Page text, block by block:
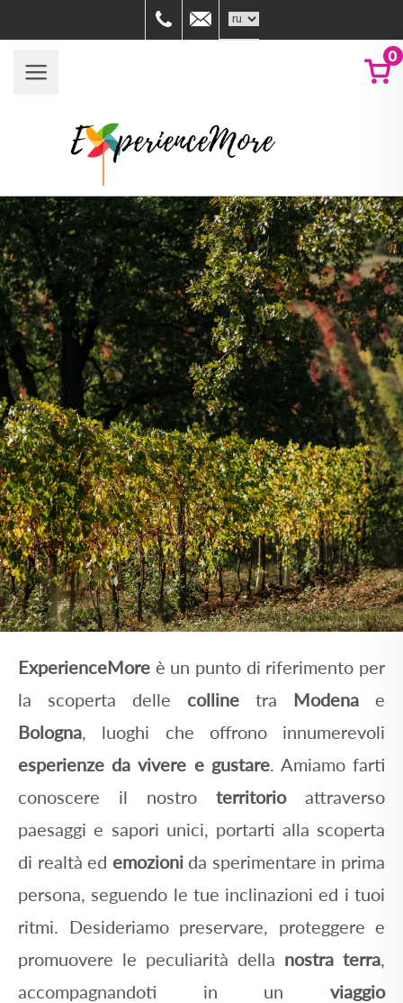
059758880info@experiencemore.it
0
ExperienceMore è un punto di riferimento per
la scoperta delle colline tra Modena e
Bologna , luoghi che offrono innumerevoli
esperienze da vivere e gustare. Amiamo farti
conoscere il nostro territorioattraverso
paesaggi e sapori unici, portarti alla scoperta
di realtà ed emozionida sperimentare in prima
persona, seguendo le tue inclinazioni ed i tuoi
ritmi. Desideriamo preservare, proteggere e
promuovere le peculiarità della nostra terra
accompagnandoti in un viaggio